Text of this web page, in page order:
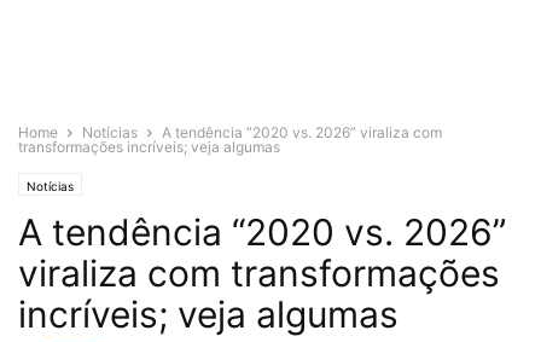
Home Notícias
A tendência “2020 vs. 2026” viraliza com
transformações incríveis; veja algumas
Notícias
A tendência “2020 vs. 2026”
viraliza com transformações
incríveis; veja algumas